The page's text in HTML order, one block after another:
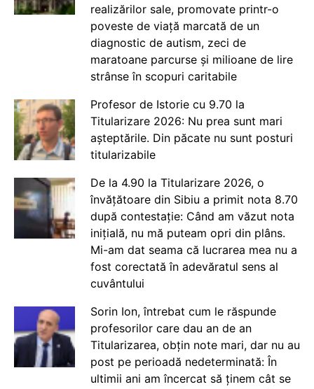
realizărilor sale, promovate printr-o
poveste de viață marcată de un
diagnostic de autism, zeci de
maratoane parcurse și milioane de lire
strânse în scopuri caritabile
Profesor de Istorie cu 9.70 la
Titularizare 2026: Nu prea sunt mari
așteptările. Din păcate nu sunt posturi
titularizabile
De la 4.90 la Titularizare 2026, o
învățătoare din Sibiu a primit nota 8.70
după contestație: Când am văzut nota
inițială, nu mă puteam opri din plâns.
Mi-am dat seama că lucrarea mea nu a
fost corectată în adevăratul sens al
cuvântului
Sorin Ion, întrebat cum le răspunde
profesorilor care dau an de an
Titularizarea, obțin note mari, dar nu au
post pe perioadă nedeterminată: În
ultimii ani am încercat să ținem cât se